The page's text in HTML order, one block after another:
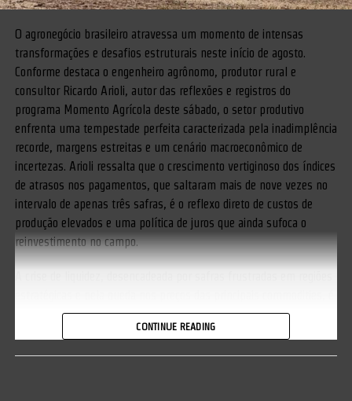
O agronegócio brasileiro atravessa um momento de intensas
transformações e desafios estruturais neste início de agosto.
Conforme destaca o engenheiro agrônomo, produtor rural e
consultor Ricardo Arioli, autor das reflexões e registros do
programa Momento Agrícola deste sábado, o setor produtivo
enfrenta uma tempestade perfeita caracterizada pela inadimplência
recorde, margens estreitas e um cenário macroeconômico de
incertezas. Arioli ressalta que o crescimento vertiginoso dos índices
de atrasos nos pagamentos, que saltaram mais de nove vezes no
intervalo de apenas três safras, é o reflexo direto de custos de
produção elevados e uma política de juros que ainda sufoca o
reinvestimento no campo.
agravada por uma taxa Selic que, apesar do recente corte,
permanece em patamares considerados proibitivos para a
sustentabilidade financeira do produtor. Nesse contexto, a sanção
CONTINUE READING